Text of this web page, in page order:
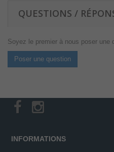
QUESTIONS /
Soyez le premier à nous poser une
Poser une question
INFORMATIONS